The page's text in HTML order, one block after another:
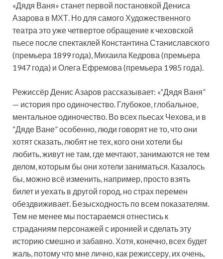
«Дядя Ваня» станет первой постановкой Дениса
Азарова в МХТ. Но для самого Художественного
театра это уже четвертое обращение к чеховской
пьесе после спектаклей Константина Станиславского
(премьера 1899 года), Михаила Кедрова (премьера
1947 года) и Олега Ефремова (премьера 1985 года).
Режиссёр Денис Азаров рассказывает: «”Дядя Ваня”
— история про одиночество. Глубокое, глобальное,
ментальное одиночество. Во всех пьесах Чехова, и в
“Дяде Ване” особенно, люди говорят не то, что они
хотят сказать, любят не тех, кого они хотели бы
любить, живут не там, где мечтают, занимаются не тем
делом, которым бы они хотели заниматься. Казалось
бы, можно всё изменить, например, просто взять
билет и уехать в другой город, но страх перемен
обездвиживает. Безысходность по всем показателям.
Тем не менее мы постараемся отнестись к
страданиям персонажей с иронией и сделать эту
историю смешно и забавно. Хотя, конечно, всех будет
жаль, потому что мне лично, как режиссеру, их очень,